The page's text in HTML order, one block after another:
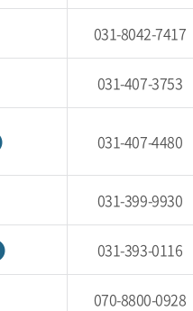
031-8042-7417
031-407-3753
031-407-4480
031-399-9930
031-393-0116
070-8800-0928